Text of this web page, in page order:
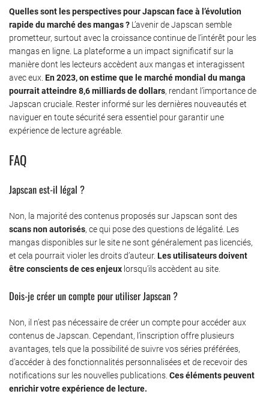
Quelles sont les perspectives pour Japscan face à l’évolution
rapide du marché des mangas ? L’avenir de Japscan semble
prometteur, surtout avec la croissance continue de l’intérêt pour les
mangas en ligne. La plateforme a un impact significatif sur la
manière dont les lecteurs accèdent aux mangas et interagissent
avec eux. En 2023, on estime que le marché mondial du manga
pourrait atteindre 8,6 milliards de dollars, rendant l’importance de
Japscan cruciale. Rester informé sur les dernières nouveautés et
naviguer en toute sécurité sera essentiel pour garantir une
expérience de lecture agréable.
FAQ
Japscan est-il légal ?
Non, la majorité des contenus proposés sur Japscan sont des
scans non autorisés, ce qui pose des questions de légalité. Les
mangas disponibles sur le site ne sont généralement pas licenciés,
et cela pourrait violer les droits d’auteur. Les utilisateurs doivent
être conscients de ces enjeux lorsqu’ils accèdent au site.
Dois-je créer un compte pour utiliser Japscan ?
Non, il n’est pas nécessaire de créer un compte pour accéder aux
contenus de Japscan. Cependant, l’inscription offre plusieurs
avantages, tels que la possibilité de suivre vos séries préférées,
d’accéder à des fonctionnalités personnalisées et de recevoir des
notifications sur les nouvelles publications. Ces éléments peuvent
enrichir votre expérience de lecture.